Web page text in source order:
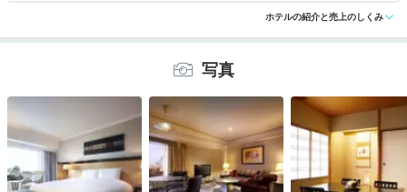
した。バスルームは普通です。エアコンの調整が上
手くできず、部屋が暖まり過ぎでした（苦笑）。設
備が古いので仕方がないのかもしれませんね。ホテ
ルスタッフは、さすが！という感じで、みなさん素
晴らしい対応をしてくれます。とても快適に過ごせ
アクセス 4.5 コスパ 5.0 客室 3.5 接客対応 5.0 風呂 4.0
ホテルの紹介と売上のしくみ
写真